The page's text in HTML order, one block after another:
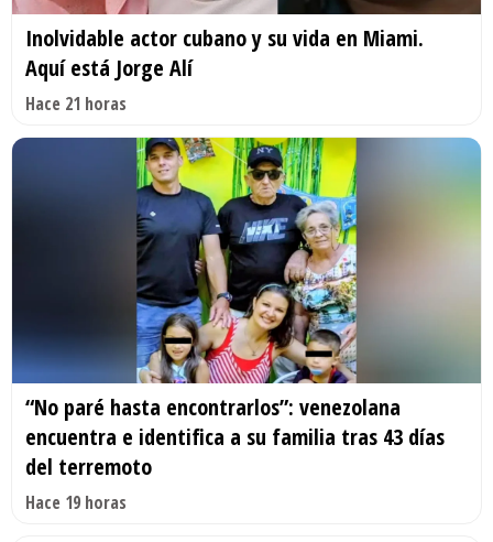
Inolvidable actor cubano y su vida en Miami.
Aquí está Jorge Alí
Hace 21 horas
“No paré hasta encontrarlos”: venezolana
encuentra e identifica a su familia tras 43 días
del terremoto
Hace 19 horas